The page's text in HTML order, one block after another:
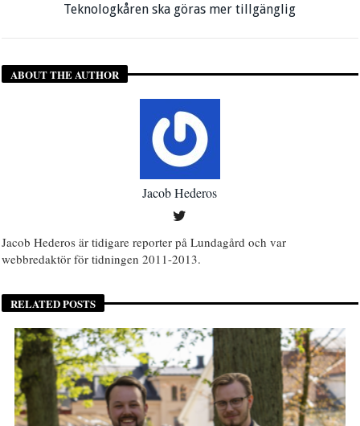
Teknologkåren ska göras mer tillgänglig
ABOUT THE AUTHOR
Jacob Hederos
Jacob Hederos är tidigare reporter på Lundagård och var
webbredaktör för tidningen 2011-2013.
RELATED POSTS